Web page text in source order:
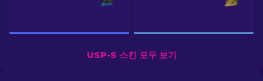
USP-S 스킨 모두 보기